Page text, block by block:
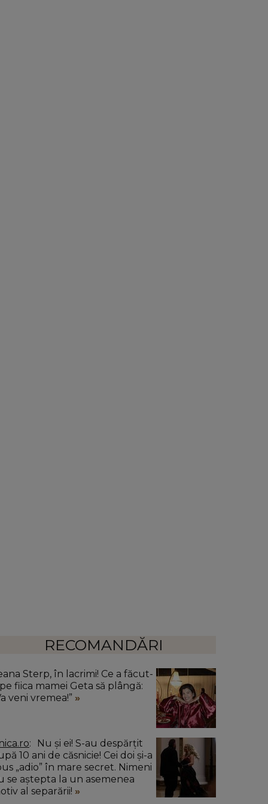
RECOMANDĂRI
Sterp, în lacrimi! Ce a făcut-
fiica mamei Geta să plângă:
veni vremea!”
10 ani de căsnicie! Cei doi și-a
„adio” în mare secret. Nimeni
se aștepta la un asemenea
al separării!